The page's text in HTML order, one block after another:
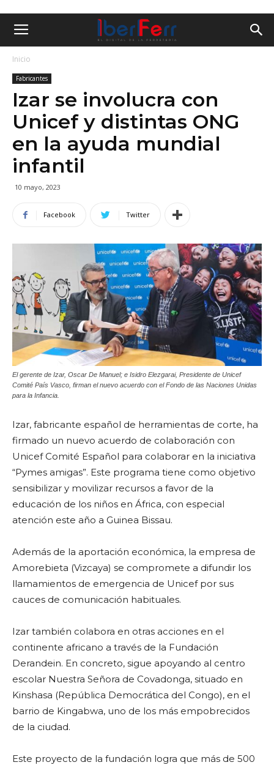
Inicio
Fabricantes
Izar se involucra con
Unicef y distintas ONG
en la ayuda mundial
infantil
10 mayo, 2023
Facebook Twitter
El gerente de Izar, Oscar De Manuel; e Isidro Elezgarai, Presidente de Unicef
Comité País Vasco, firman el nuevo acuerdo con el Fondo de las Naciones Unidas
para la Infancia.
Izar, fabricante español de herramientas de corte, ha
firmado un nuevo acuerdo de colaboración con
Unicef Comité Español para colaborar en la iniciativa
“Pymes amigas”. Este programa tiene como objetivo
sensibilizar y movilizar recursos a favor de la
educación de los niños en África, con especial
atención este año a Guinea Bissau.
Además de la aportación económica, la empresa de
Amorebieta (Vizcaya) se compromete a difundir los
llamamientos de emergencia de Unicef por sus
cauces de comunicación habituales.
Izar también colabora en otras acciones en el
continente africano a través de la Fundación
Derandein. En concreto, sigue apoyando al centro
escolar Nuestra Señora de Covadonga, situado en
Kinshasa (República Democrática del Congo), en el
barrio de Kingabwa, uno de los más empobrecidos
de la ciudad.
Este proyecto de la fundación logra que más de 500